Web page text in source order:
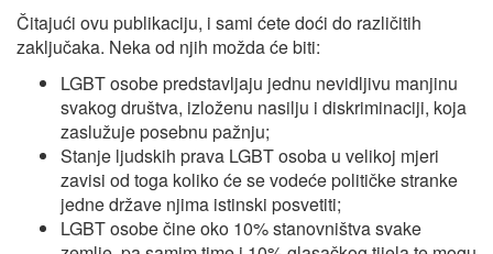
Čitajući ovu publikaciju, i sami ćete doći do različitih
zaključaka. Neka od njih možda će biti:
LGBT osobe predstavljaju jednu nevidljivu manjinu
svakog društva, izloženu nasilju i diskriminaciji, koja
zaslužuje posebnu pažnju;
Stanje ljudskih prava LGBT osoba u velikoj mjeri
zavisi od toga koliko će se vodeće političke stranke
jedne države njima istinski posvetiti;
LGBT osobe čine oko 10% stanovništva svake